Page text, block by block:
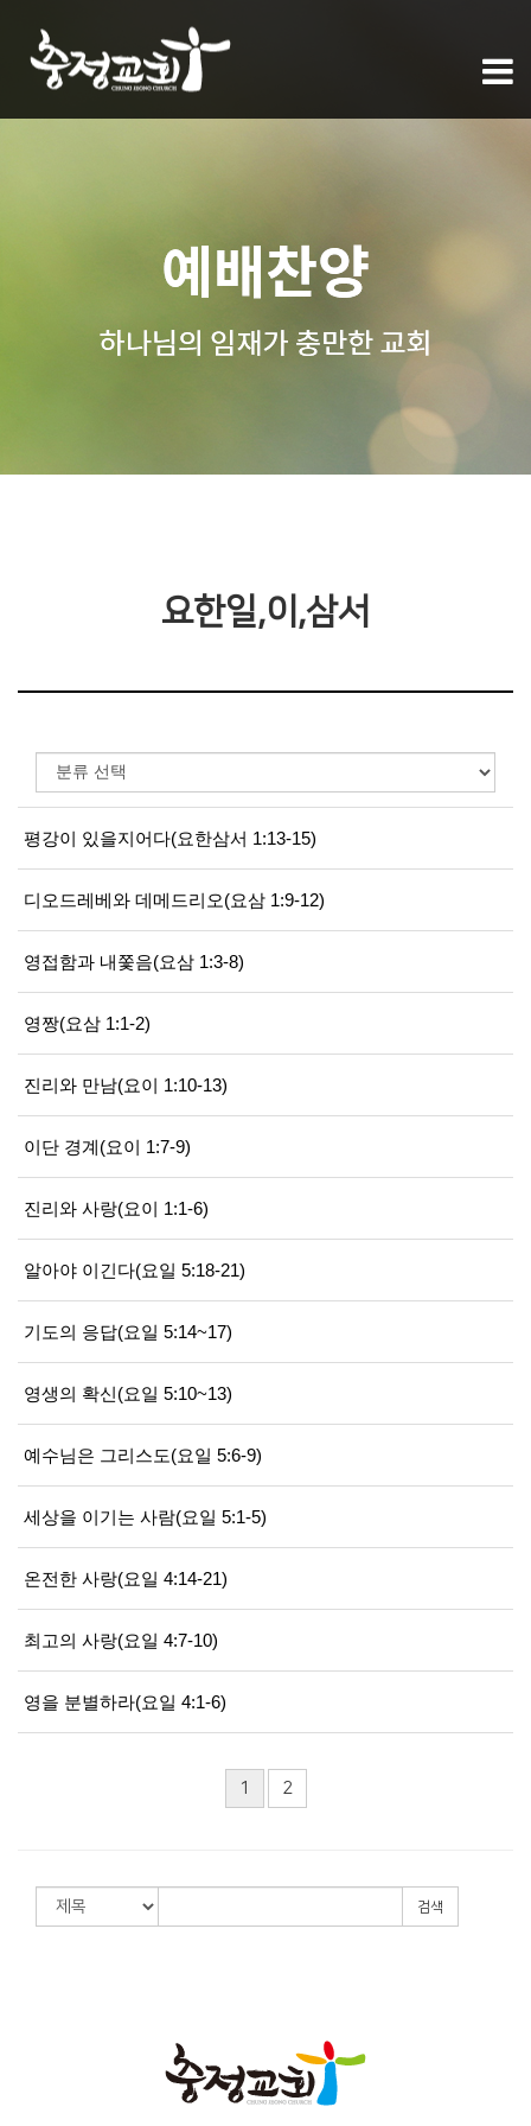
요한일,이,삼서
평강이 있을지어다(요한삼서 1:13-15)
디오드레베와 데메드리오(요삼 1:9-12)
영접함과 내쫓음(요삼 1:3-8)
영짱(요삼 1:1-2)
진리와 만남(요이 1:10-13)
이단 경계(요이 1:7-9)
진리와 사랑(요이 1:1-6)
알아야 이긴다(요일 5:18-21)
기도의 응답(요일 5:14~17)
영생의 확신(요일 5:10~13)
예수님은 그리스도(요일 5:6-9)
세상을 이기는 사람(요일 5:1-5)
온전한 사랑(요일 4:14-21)
최고의 사랑(요일 4:7-10)
영을 분별하라(요일 4:1-6)
1 2
검색